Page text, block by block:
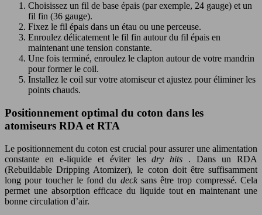
Choisissez un fil de base épais (par exemple, 24 gauge) et un
fil fin (36 gauge).
Fixez le fil épais dans un étau ou une perceuse.
Enroulez délicatement le fil fin autour du fil épais en
maintenant une tension constante.
Une fois terminé, enroulez le clapton autour de votre mandrin
pour former le coil.
Installez le coil sur votre atomiseur et ajustez pour éliminer les
points chauds.
Positionnement optimal du coton dans les
atomiseurs RDA et RTA
Le positionnement du coton est crucial pour assurer une alimentation
constante en e-liquide et éviter lesdry hits . Dans un RDA
(Rebuildable Dripping Atomizer), le coton doit être suffisamment
long pour toucher le fond du deck sans être trop compressé. Cela
permet une absorption efficace du liquide tout en maintenant une
bonne circulation d’air.